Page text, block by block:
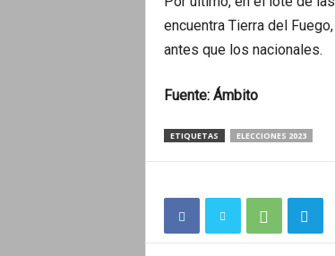
encuentra Tierra del
antes que los nacionales.
Fuente: Ámbito
ETIQUETAS ELECCIONES 2023